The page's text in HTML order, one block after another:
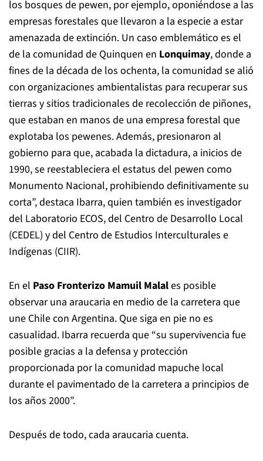
estatus deMonumento Natural, bajo el cual se
prohíbe la explotación de la especie, pero que fue
revocado en 1987 debido a las presiones de algunos
propietarios de terrenos con bosques. Pero, en otro
giro, su estatus fue restablecido en 1990 debido a la
presión de los grupos mapuche-pewenche y del
movimiento conservacionista.
“Históricamente, los mapuche-pewenche han cuidado
los bosques de pewen, por ejemplo, oponiéndose a las
empresas forestales que llevaron a la especie a estar
amenazada de extinción. Un caso emblemático es el
de la comunidad de Quinquen enLonquimay, donde a
fines de la década de los ochenta, la comunidad se alió
con organizaciones ambientalistas para recuperar sus
tierras y sitios tradicionales de recolección de piñones,
explotaba los pewenes. Además, presionaron al
gobierno para que, acabada la dictadura, a inicios de
1990, se reestableciera el estatus del pewen como
Monumento Nacional, prohibiendo definitivamente su
corta”, destaca Ibarra, quien también es investigador
del Laboratorio ECOS, del Centro de Desarrollo Local
(CEDEL) y del Centro de Estudios Interculturales e
Indígenas (CIIR).
En elPaso Fronterizo Mamuil Malales posible